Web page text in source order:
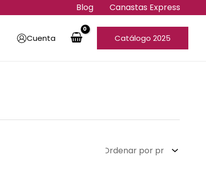
Blog Canastas Express
Cuenta Catálogo 2025